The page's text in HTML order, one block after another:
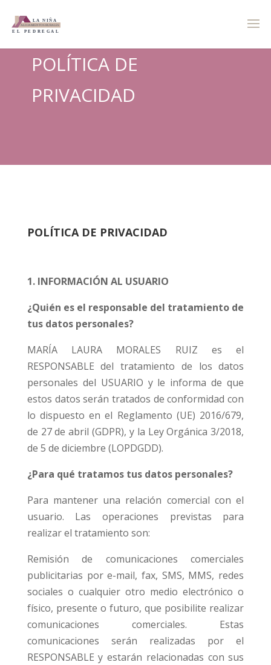
POLÍTICA DE
PRIVACIDAD
POLÍTICA DE PRIVACIDAD
1. INFORMACIÓN AL USUARIO
¿Quién es el responsable del tratamiento de
tus datos personales?
MARÍA LAURA MORALES RUIZ es el
RESPONSABLE del tratamiento de los datos
personales del USUARIO y le informa de que
estos datos serán tratados de conformidad con
lo dispuesto en el Reglamento (UE) 2016/679,
de 27 de abril (GDPR), y la Ley Orgánica 3/2018,
de 5 de diciembre (LOPDGDD).
¿Para qué tratamos tus datos personales?
Para mantener una relación comercial con el
usuario. Las operaciones previstas para
realizar el tratamiento son:
Remisión de comunicaciones comerciales
publicitarias por e-mail, fax, SMS, MMS, redes
sociales o cualquier otro medio electrónico o
físico, presente o futuro, que posibilite realizar
comunicaciones comerciales. Estas
comunicaciones serán realizadas por el
RESPONSABLE y estarán relacionadas con sus